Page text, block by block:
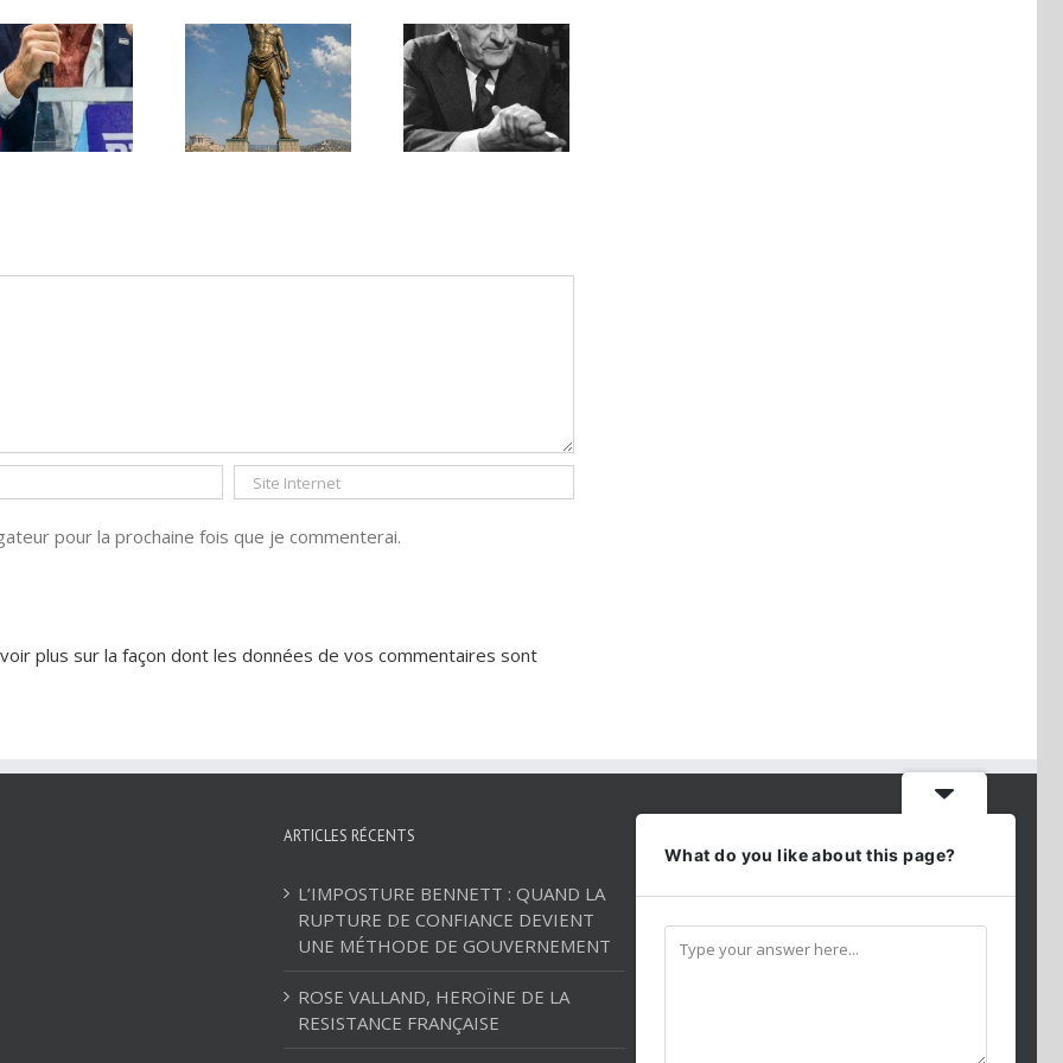
Ile de Rhodes ;
un foyer juif
déserté
Une lettre
inédite de
Malraux sur
l’État d’Israël |
PAR « LA REGLE
pour la prochaine fois que je commenterai.
plus sur la façon dont les données de vos commentaires sont
ARTICLES RÉCENTS
L’IMPOSTURE BENNETT : QUAND LA
RUPTURE DE CONFIANCE DEVIENT
UNE MÉTHODE DE GOUVERNEMENT
ROSE VALLAND, HEROÏNE DE LA
RESISTANCE FRANÇAISE
Téléphone:01 86 98 27 27
Mobile:054 2544520
Email:andredarmon78@gmail.com
What do you like about this page?